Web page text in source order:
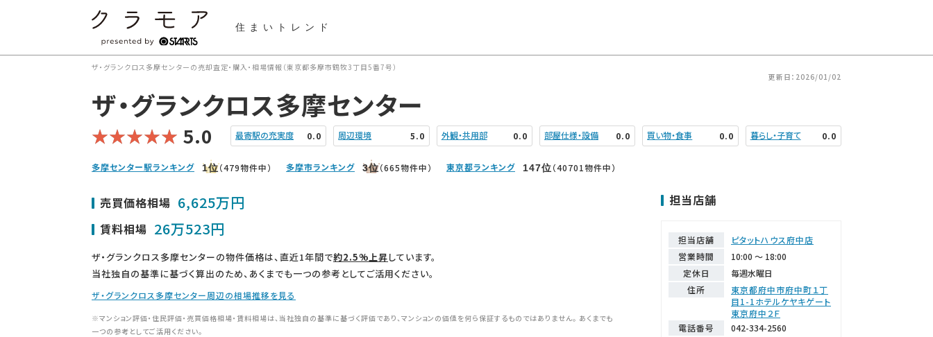
住まいトレンド
ザ・グランクロス多摩センターの売却査定・購入・相場情報（東京都多摩市鶴牧3丁目5番7号）
更新日：2026/01/02
ザ・グランクロス多摩センター
5.0 最寄駅の充実度 0.0 周辺環境 5.0 外観・共用部 0.0 部屋仕様・設備 0.0 買い物・食事 0.0 暮らし・子育て 0.0
多摩センター駅ランキング 1位（479物件中） 多摩市ランキング 3位（665物件中） 東京都ランキング 147位（40701物件中）
売買価格相場 6,625万円
賃料相場 26万523円
ザ・グランクロス多摩センターの物件価格は、直近1年間で約2.5%上昇しています。
当社独自の基準に基づく算出のため、あくまでも一つの参考としてご活用ください。
ザ・グランクロス多摩センター周辺の相場推移を見る
※マンション評価・住民評価・売買価格相場・賃料相場は、当社独自の基準に基づく評価であり、マンションの価値を何ら保証するものではありません。 あくまでも
一つの参考としてご活用ください。
担当店舗
担当店舗
ピタットハウス府中店
営業時間
10:00 ～ 18:00
定休日
毎週水曜日
住所
東京都府中市府中町１丁
目1-1ホテルケヤキゲート
東京府中２Ｆ
電話番号
042-334-2560